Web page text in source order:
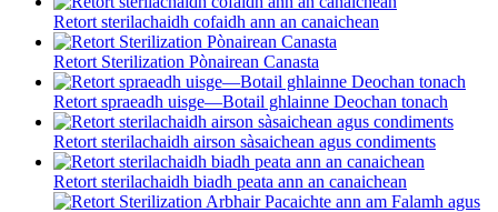
Retort sterilachaidh cofaidh ann an canaichean
Retort Sterilization Pònairean Canasta
Retort spraeadh uisge—Botail ghlainne Deochan tonach
Retort sterilachaidh airson sàsaichean agus condiments
Retort sterilachaidh biadh peata ann an canaichean